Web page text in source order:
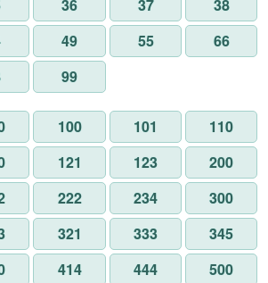
36 37
38
49 55
66
99
100 101
110
121 123
200
222 234
300
321 333
345
414 444
500